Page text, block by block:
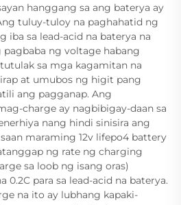
hanggang sa ang baterya ay
tuluy-tuloy na paghahatid ng
iba sa lead-acid na baterya na
ng voltage habang
sa mga kagamitan na
at umubos ng higit pang
ang pagganap. Ang
charge ay nagbibigay-daan sa
nang hindi sinisira ang
maraming 12v lifepo4 battery
ng rate ng charging
sa loob ng isang oras)
0.2C para sa lead-acid na baterya.
na ito ay lubhang kapaki-